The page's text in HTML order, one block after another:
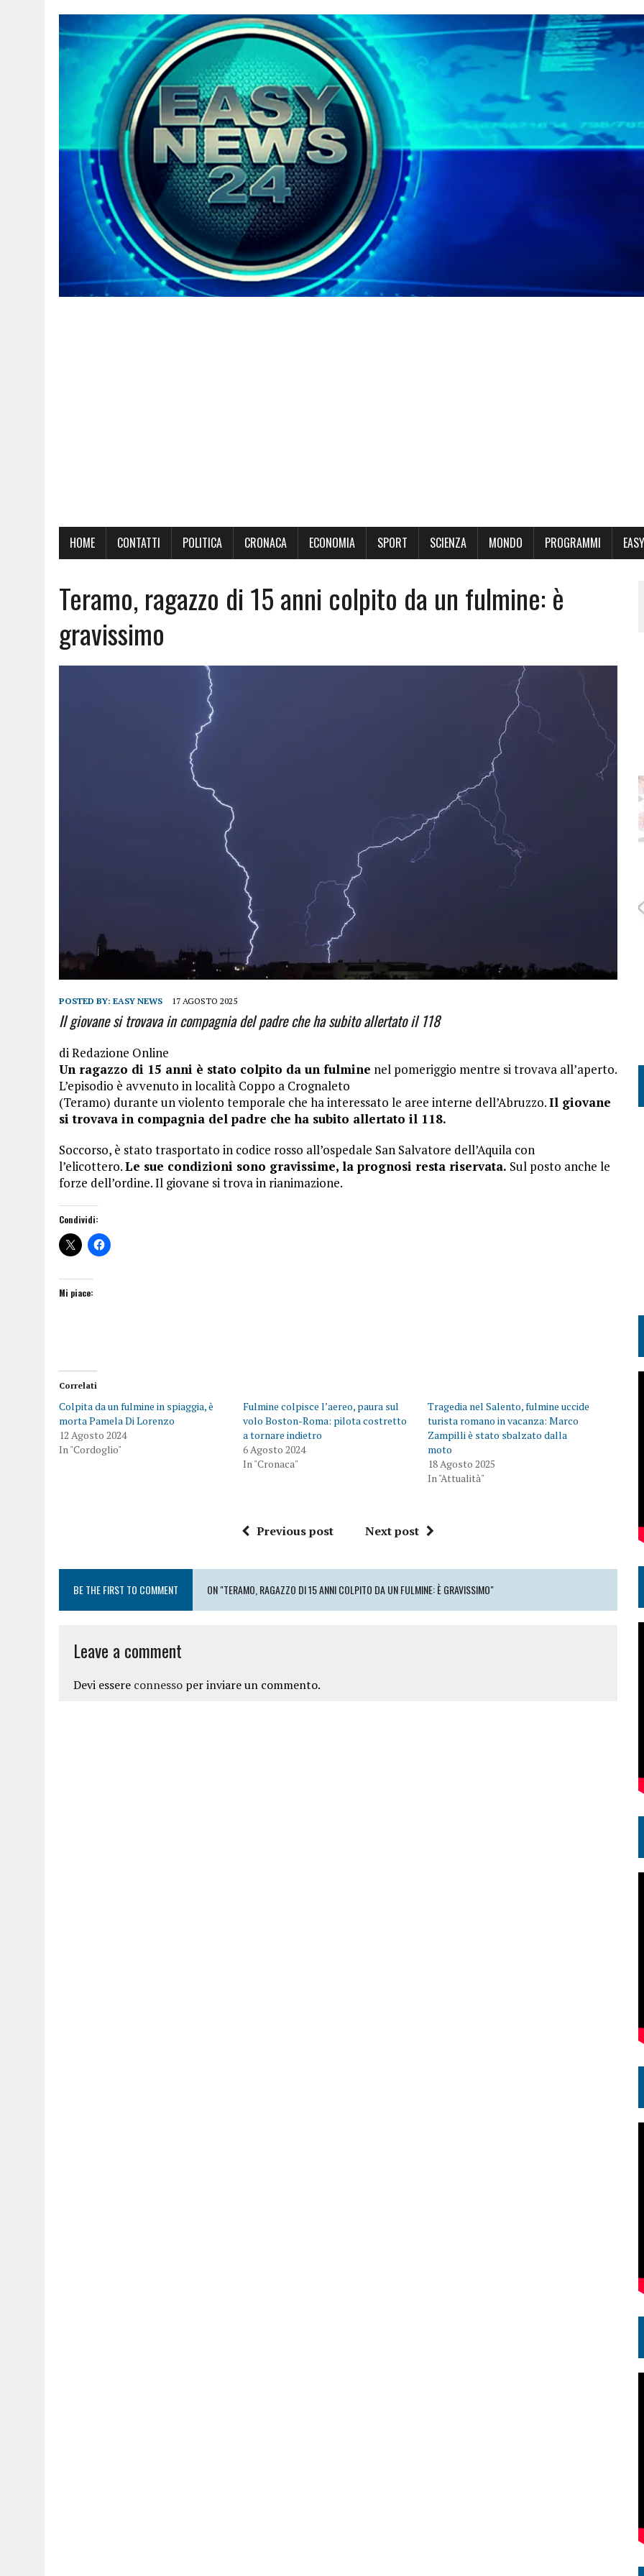
HOME CONTATTI POLITICA CRONACA ECONOMIA SPORT SCIENZA MONDO PROGRAMMI
Teramo, ragazzo di 15 anni colpito da un fulmine: è
gravissimo
POSTED BY: EASY NEWS 17 AGOSTO 2025
Il giovane si trovava in compagnia del padre che ha subito allertato il 118
diRedazione Online
Un ragazzo di 15 anni è stato colpito da un fulmine nel pomeriggio mentre si trovava all’aperto.
L’episodio è avvenuto in località Coppo a Crognaleto
(Teramo) durante un violento temporale che ha interessato le aree interne dell’Abruzzo.Il giovane
si trovava in compagnia del padre che ha subito allertato il 118.
Soccorso, è stato trasportato in codice rosso all’ospedale San Salvatore dell’Aquila con
l’elicottero.Le sue condizioni sono gravissime, la prognosi resta riservata. Sul posto anche le
forze dell’ordine. Il giovane si trova in rianimazione.
Condividi:
Mi piace:
Correlati
Colpita da un fulmine in spiaggia, è
morta Pamela Di Lorenzo
12 Agosto 2024
In "Cordoglio"
Fulmine colpisce l’aereo, paura sul
volo Boston-Roma: pilota costretto
a tornare indietro
6 Agosto 2024
In "Cronaca"
Tragedia nel Salento, fulmine uccide
turista romano in vacanza: Marco
Zampilli è stato sbalzato dalla
moto
18 Agosto 2025
In "Attualità"
Previous post Next post
BE THE FIRST TO COMMENT ON "TERAMO, RAGAZZO DI 15 ANNI COLPITO DA UN FULMINE: È GRAVISSIMO"
Leave a comment
Devi essere connesso per inviare un commento.